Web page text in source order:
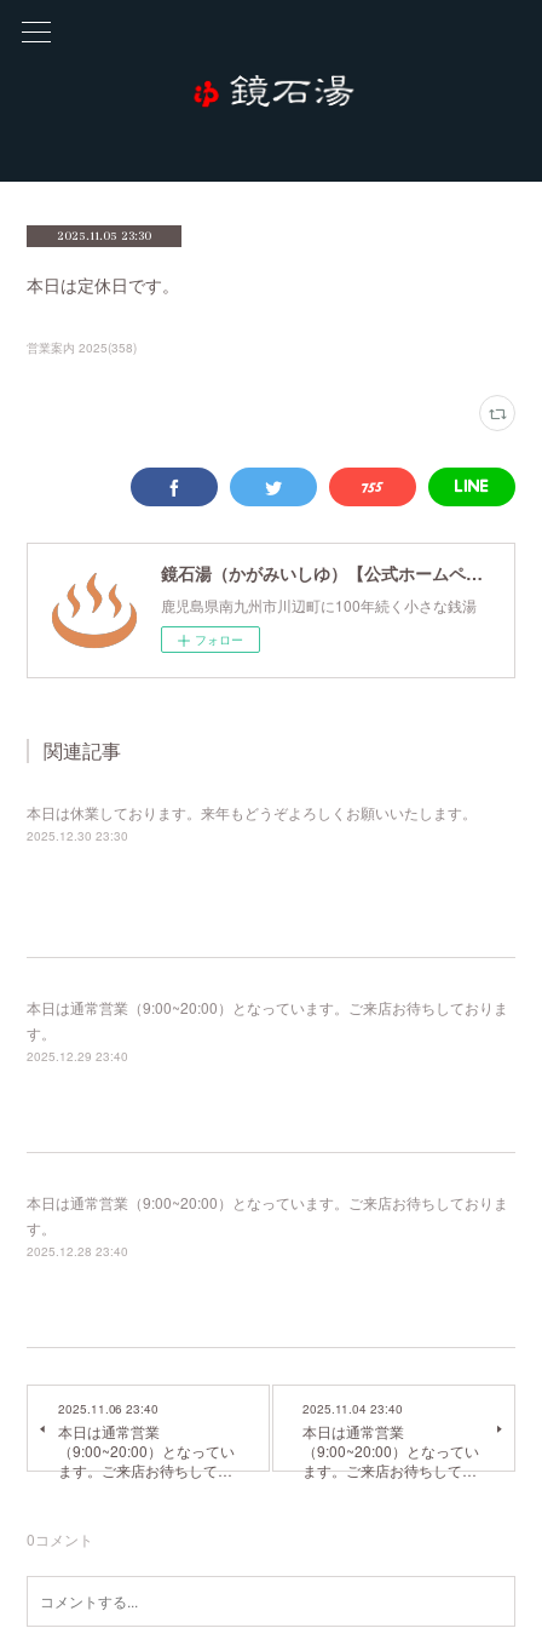
2025.11.05 23:30
本日は定休日です。
営業案内 2025(358)
鏡石湯（かがみいしゆ）【公式ホームページ】
鹿児島県南九州市川辺町に100年続く小さな銭湯
フォロー
関連記事
本日は休業しております。来年もどうぞよろしくお願いいたします。
2025.12.30 23:30
本日は通常営業（9:00~20:00）となっています。ご来店お待ちしておりま
す。
2025.12.29 23:40
本日は通常営業（9:00~20:00）となっています。ご来店お待ちしておりま
す。
2025.12.28 23:40
2025.11.06 23:40
本日は通常営業
（9:00~20:00）となってい
ます。ご来店お待ちして…
2025.11.04 23:40
本日は通常営業
（9:00~20:00）となってい
ます。ご来店お待ちして…
0コメント